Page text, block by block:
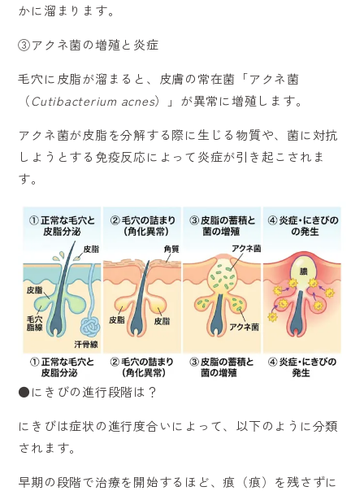
かに溜まります。
③アクネ菌の増殖と炎症
毛穴に皮脂が溜まると、皮膚の常在菌「アクネ菌
（Cutibacterium acnes）」が異常に増殖します。
アクネ菌が皮脂を分解する際に生じる物質や、菌に対抗
しようとする免疫反応によって炎症が引き起こされま
す。
●にきびの進行段階は？
にきびは症状の進行度合いによって、以下のように分類
されます。
早期の段階で治療を開始するほど、痕（痕）を残さずに